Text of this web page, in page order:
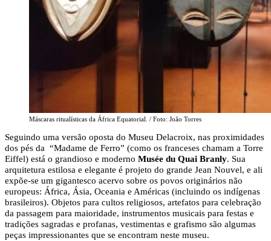
Máscaras ritualísticas da África Equatorial. / Foto: João Torres
Seguindo uma versão oposta do Museu Delacroix, nas proximidades
dos pés da “Madame de Ferro” (como os franceses chamam a Torre
Eiffel) está o grandioso e moderno Musée du Quai Branly. Sua
arquitetura estilosa e elegante é projeto do grande Jean Nouvel, e ali
expõe-se um gigantesco acervo sobre os povos originários não
europeus: África, Ásia, Oceania e Américas (incluindo os indígenas
brasileiros). Objetos para cultos religiosos, artefatos para celebração
da passagem para maioridade, instrumentos musicais para festas e
tradições sagradas e profanas, vestimentas e grafismo são algumas
peças impressionantes que se encontram neste museu.